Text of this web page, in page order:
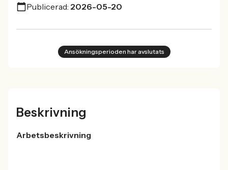
Publicerad: 2026-05-20
Ansökningsperioden har avslutats
Beskrivning
Arbetsbeskrivning